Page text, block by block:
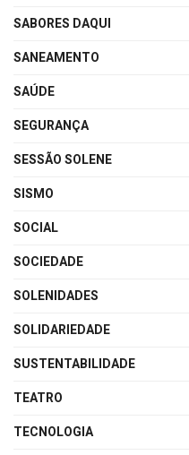
SABORES DAQUI
SANEAMENTO
SAÚDE
SEGURANÇA
SESSÃO SOLENE
SISMO
SOCIAL
SOCIEDADE
SOLENIDADES
SOLIDARIEDADE
SUSTENTABILIDADE
TEATRO
TECNOLOGIA